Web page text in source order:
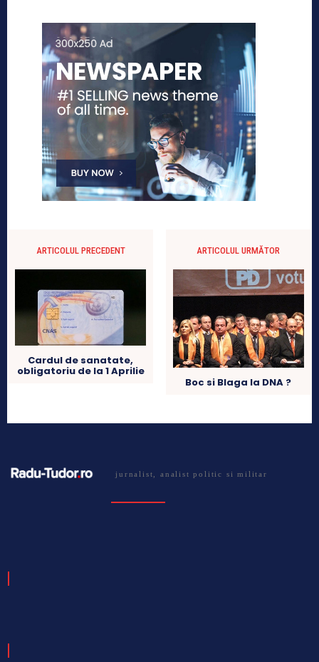
ARTICOLUL PRECEDENT
Cardul de sanatate,
obligatoriu de la 1 Aprilie
ARTICOLUL URMĂTOR
Boc si Blaga la DNA ?
jurnalist, analist politic si militar